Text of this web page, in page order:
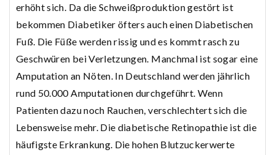
erhöht sich. Da die Schweißproduktion gestört ist
bekommen Diabetiker öfters auch einen Diabetischen
Fuß. Die Füße werden rissig und es kommt rasch zu
Geschwüren bei Verletzungen. Manchmal ist sogar eine
Amputation an Nöten. In Deutschland werden jährlich
rund 50.000 Amputationen durchgeführt. Wenn
Patienten dazu noch Rauchen, verschlechtert sich die
Lebensweise mehr. Die diabetische Retinopathie ist die
häufigste Erkrankung. Die hohen Blutzuckerwerte